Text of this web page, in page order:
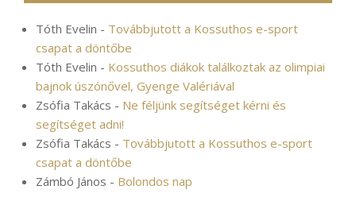
Tóth Evelin - Továbbjutott a Kossuthos e-sport
csapat a döntőbe
Tóth Evelin - Kossuthos diákok találkoztak az olimpiai
bajnok úszónővel, Gyenge Valériával
Zsófia Takács - Ne féljünk segítséget kérni és
segítséget adni!
Zsófia Takács - Továbbjutott a Kossuthos e-sport
csapat a döntőbe
Zámbó János - Bolondos nap